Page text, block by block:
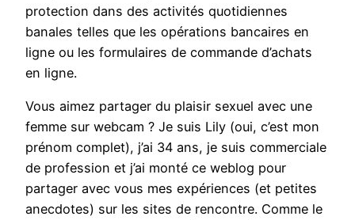
protection dans des activités quotidiennes
banales telles que les opérations bancaires en
ligne ou les formulaires de commande d’achats
en ligne.
Vous aimez partager du plaisir sexuel avec une
femme sur webcam ? Je suis Lily (oui, c’est mon
prénom complet), j’ai 34 ans, je suis commerciale
de profession et j’ai monté ce weblog pour
partager avec vous mes expériences (et petites
anecdotes) sur les sites de rencontre. Comme le